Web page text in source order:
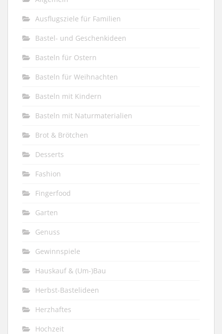
Ausflugsziele für Familien
Bastel- und Geschenkideen
Basteln für Ostern
Basteln für Weihnachten
Basteln mit Kindern
Basteln mit Naturmaterialien
Brot & Brötchen
Desserts
Fashion
Fingerfood
Garten
Genuss
Gewinnspiele
Hauskauf & (Um-)Bau
Herbst-Bastelideen
Herzhaftes
Hochzeit